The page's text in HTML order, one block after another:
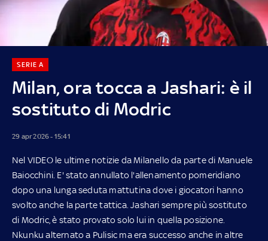
Milan, ora tocca a Jashari: è il
sostituto di Modric
SERIE A
29 apr 2026 - 15:41
Nel VIDEO le ultime notizie da Milanello da parte di Manuele
Baiocchini. E' stato annullato l'allenamento pomeridiano
dopo una lunga seduta mattutina dove i giocatori hanno
svolto anche la parte tattica. Jashari sempre più sostituto
di Modric, è stato provato solo lui in quella posizione.
Nkunku alternato a Pulisic ma era successo anche in altre